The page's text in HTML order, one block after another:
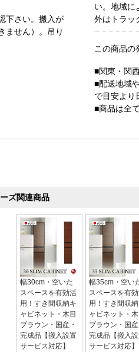
い。地域に
外はトラッ
この商品の
■関東・関
■配送地域
で目安より
■商品は全
下さい。搬入が
ません）。吊り
ズ関連商品
幅30cm・空いた
スペースを有効活
用！すき間収納キ
ャビネット・木目
ブラウン・国産・
完成品【搬入設置
サービス対応】
幅35cm・空い
スペースを有
用！すき間収
ャビネット・木
ブラウン・国産
完成品【搬入
サービス対応】